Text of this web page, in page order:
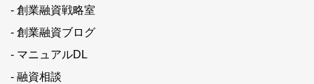
- 創業融資戦略室
- 創業融資ブログ
- マニュアルDL
- 融資相談